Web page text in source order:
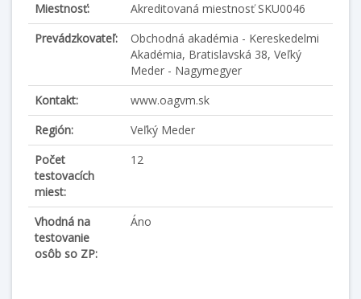
Miestnosť:
Akreditovaná miestnosť SKU0046
Prevádzkovateľ:
Obchodná akadémia - Kereskedelmi
Akadémia, Bratislavská 38, Veľký
Meder - Nagymegyer
Kontakt:
www.oagvm.sk
Región:
Veľký Meder
Počet
testovacích
miest:
12
Vhodná na
testovanie
osôb so ZP:
Áno